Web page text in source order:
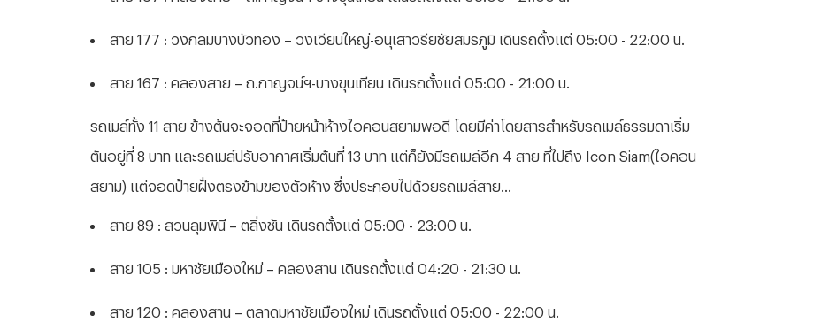
สาย 177 : วงกลมบางบัวทอง – วงเวียนใหญ่-อนุเสาวรียชัยสมรภูมิ เดินรถตั้งแต่ 05:00 - 22:00 น.
สาย 167 : คลองสาย – ถ.กาญจน์ฯ-บางขุนเทียน เดินรถตั้งแต่ 05:00 - 21:00 น.
รถเมล์ทั้ง 11 สาย ข้างต้นจะจอดที่ป้ายหน้าห้างไอคอนสยามพอดี โดยมีค่าโดยสารสำหรับรถเมล์ธรรมดาเริ่ม
ต้นอยู่ที่ 8 บาท และรถเมล์ปรับอากาศเริ่มต้นที่ 13 บาท แต่ก็ยังมีรถเมล์อีก 4 สาย ที่ไปถึง Icon Siam(ไอคอน
สยาม) แต่จอดป้ายฝั่งตรงข้ามของตัวห้าง ซึ่งประกอบไปด้วยรถเมล์สาย...
สาย 89 : สวนลุมพินี – ตลิ่งชัน เดินรถตั้งแต่ 05:00 - 23:00 น.
สาย 105 : มหาชัยเมืองใหม่ – คลองสาน เดินรถตั้งแต่ 04:20 - 21:30 น.
สาย 120 : คลองสาน – ตลาดมหาชัยเมืองใหม่ เดินรถตั้งแต่ 05:00 - 22:00 น.